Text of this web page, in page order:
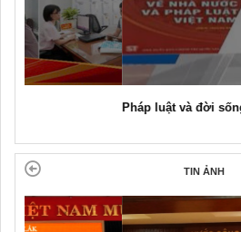
Pháp luật và đời sống ngày 11-11-2025
TIN ẢNH